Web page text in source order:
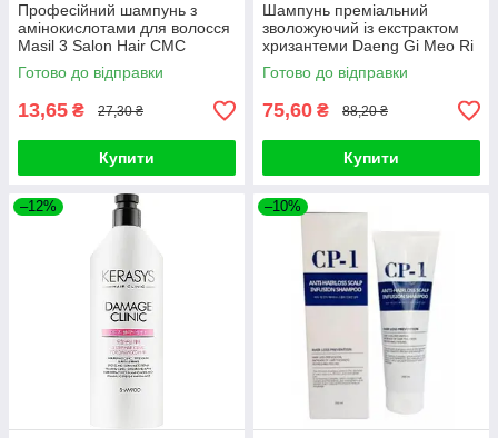
Професійний шампунь з
амінокислотами для волосся
Masil 3 Salon Hair CMC
Shampoo (1 шт)
Готово до відправки
13,65 ₴ 27,30 ₴
Купити
Шампунь преміальний
зволожуючий із екстрактом
хризантеми Daeng Gi Meo Ri
Ki Gold Shampoo 50ml
Готово до відправки
75,60 ₴ 88,20 ₴
Купити
–12% –10%